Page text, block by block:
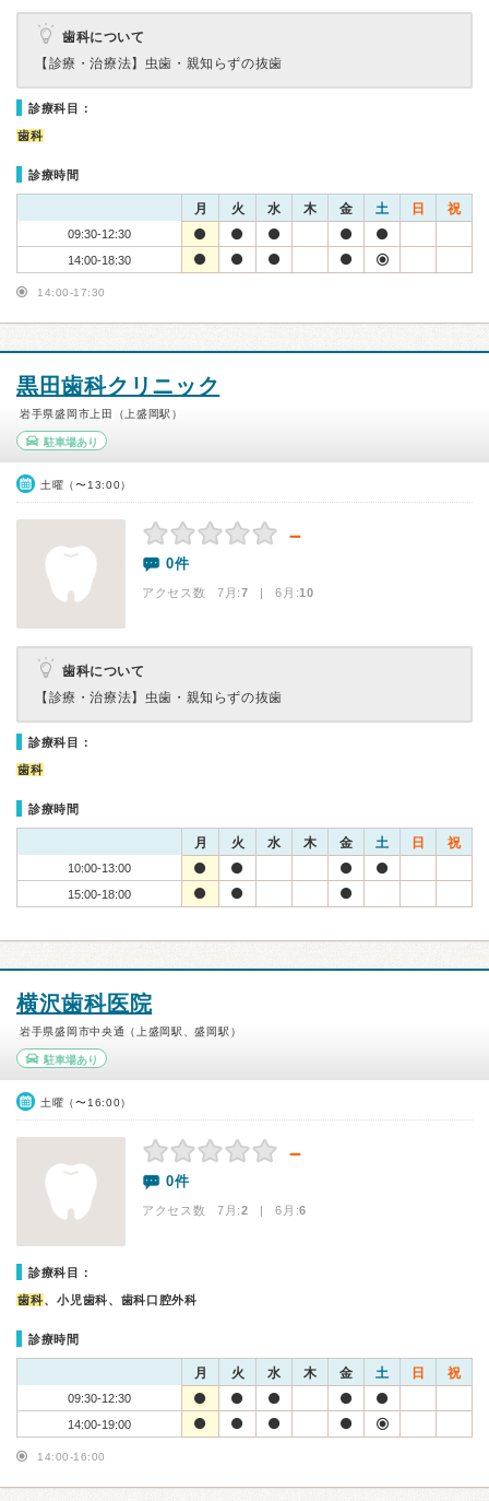
歯科について
【診療・治療法】 虫歯・親知らずの抜歯
診療科目：
歯科
診療時間
月 火 水 木 金 土 日 祝
09:30-12:30
14:00-18:30
14:00-17:30
黒田歯科クリニック
岩手県盛岡市上田（上盛岡駅）
駐車場あり
土曜（〜13:00）
－
0件
アクセス数 7月:7 | 6月:10
歯科について
【診療・治療法】 虫歯・親知らずの抜歯
診療科目：
歯科
診療時間
月 火 水 木 金 土 日 祝
10:00-13:00
15:00-18:00
横沢歯科医院
岩手県盛岡市中央通（上盛岡駅、盛岡駅）
駐車場あり
土曜（〜16:00）
－
0件
アクセス数 7月:2 | 6月:6
診療科目：
歯科、小児歯科、歯科口腔外科
診療時間
月 火 水 木 金 土 日 祝
09:30-12:30
14:00-19:00
14:00-16:00